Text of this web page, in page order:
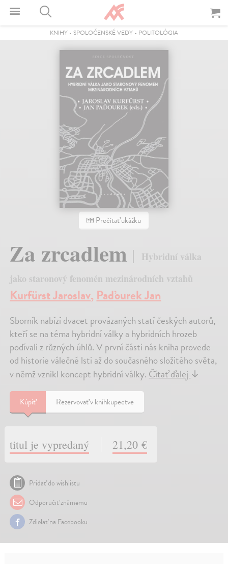
KNIHY - SPOLOČENSKÉ VEDY - POLITOLÓGIA
Prečítať ukážku
Za zrcadlem
Hybridní válka
jako staronový fenomén mezinárodních vztahů
Kurfürst Jaroslav, Paďourek Jan
Sborník nabízí dvacet provázaných statí českých autorů,
kteří se na téma hybridní války a hybridních hrozeb
podívali z různých úhlů. V první části nás kniha provede
od historie válečné lsti až do současného složitého světa,
v němž vznikl koncept hybridní války.Čítať ďalej↓
Kúpiť Rezervovať v kníhkupectve
titul je vypredaný 21,20 €
Pridať do wishlistu
Odporučiť známemu
Zdielať na Facebooku